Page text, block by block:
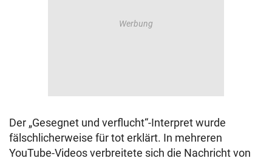
Der „Gesegnet und verflucht“-Interpret wurde
fälschlicherweise für tot erklärt. In mehreren
YouTube-Videos verbreitete sich die Nachricht von